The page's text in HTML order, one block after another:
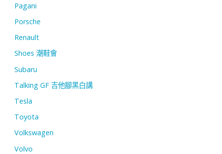
Pagani
Porsche
Renault
Shoes 潮鞋會
Subaru
Talking GF 吉他腳黑白講
Tesla
Toyota
Volkswagen
Volvo